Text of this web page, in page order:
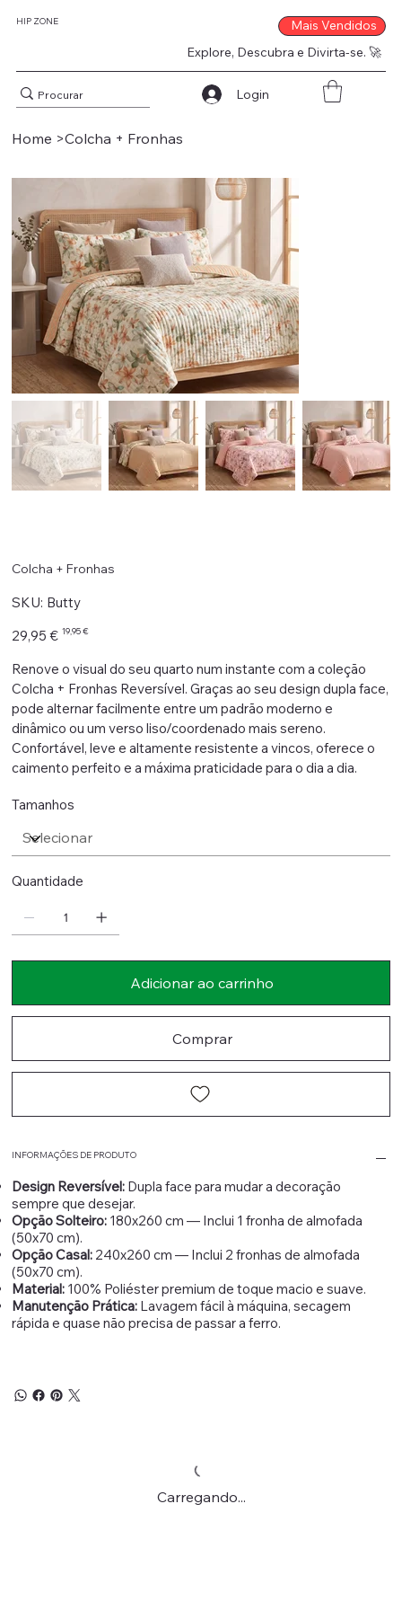
HIP ZONE
Explore, Descubra e Divirta-se. 🚀
Mais Vendidos
Login
Home >Colcha + Fronhas
Colcha + Fronhas
SKU: SKU
Butty
Butty
Preço
original
29,95 € Preço
19,95 €
Renove o visual do seu quarto num instante com a coleção
Colcha + Fronhas Reversível. Graças ao seu design dupla face,
pode alternar facilmente entre um padrão moderno e
dinâmico ou um verso liso/coordenado mais sereno.
Confortável, leve e altamente resistente a vincos, oferece o
caimento perfeito e a máxima praticidade para o dia a dia.
Tamanhos
Quantidade
Adicionar ao carrinho
Comprar
INFORMAÇÕES DE PRODUTO
Design Reversível: Dupla face para mudar a decoração
sempre que desejar.
Opção Solteiro: 180x260 cm — Inclui 1 fronha de almofada
(50x70 cm).
Opção Casal: 240x260 cm — Inclui 2 fronhas de almofada
(50x70 cm).
Material: 100% Poliéster premium de toque macio e suave.
Manutenção Prática: Lavagem fácil à máquina, secagem
rápida e quase não precisa de passar a ferro.
Carregando...